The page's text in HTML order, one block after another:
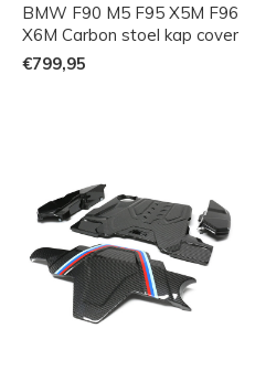
BMW F90 M5 F95 X5M F96
X6M Carbon stoel kap cover
€799,95